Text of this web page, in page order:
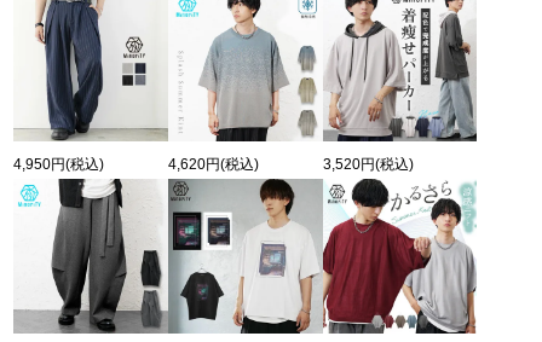
4,950円(税込) 4,620円(税込) 3,520円(税込)